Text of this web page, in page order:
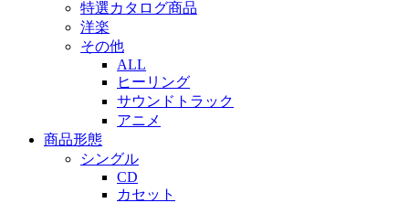
特選カタログ商品
洋楽
その他
ALL
ヒーリング
サウンドトラック
アニメ
商品形態
シングル
CD
カセット